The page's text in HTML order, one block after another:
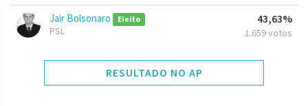
Jair Bolsonaro Eleito
PSL
43,63%
1.659 votos
RESULTADO NO AP